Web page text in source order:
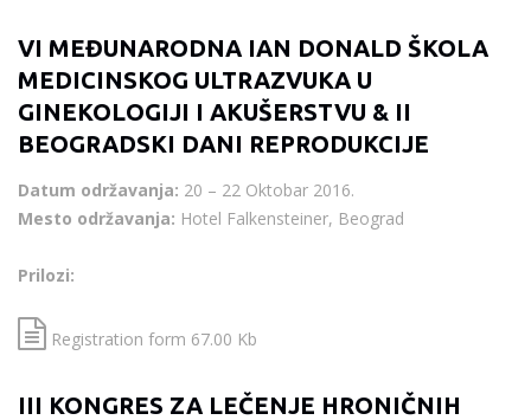
VI MEĐUNARODNA IAN DONALD ŠKOLA
MEDICINSKOG ULTRAZVUKA U
GINEKOLOGIJI I AKUŠERSTVU & II
BEOGRADSKI DANI REPRODUKCIJE
Datum održavanja: 20 – 22 Oktobar 2016.
Mesto održavanja: Hotel Falkensteiner, Beograd
Prilozi:
Registration form 67.00 Kb
III KONGRES ZA LEČENJE HRONIČNIH